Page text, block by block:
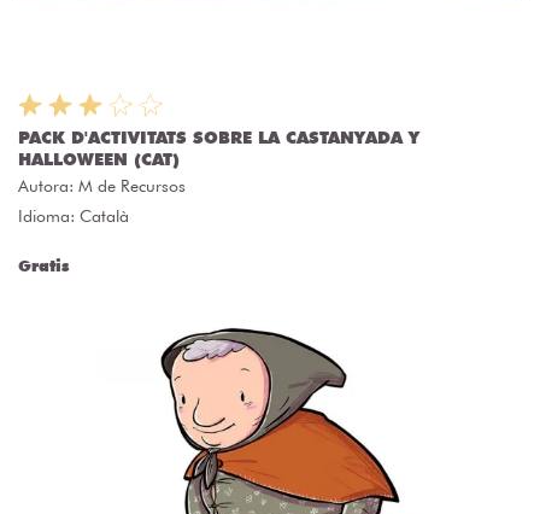
PACK D'ACTIVITATS SOBRE LA CASTANYADA Y
HALLOWEEN (CAT)
Autora: M de Recursos
Idioma: Català
Gratis